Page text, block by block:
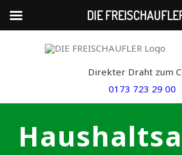
Direkter Draht zum
0173 723 29 00
DIE